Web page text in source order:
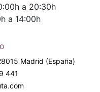
a 20:30h
a 14:00h
Madrid (España)
441